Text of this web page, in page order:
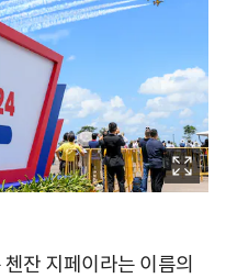
잔 지페이라는 이름의